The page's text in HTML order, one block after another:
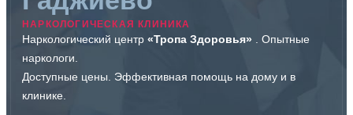
НАРКОЛОГИЧЕСКАЯ КЛИНИКА
Наркологический центр «Тропа Здоровья»
. Опытные
наркологи.
Доступные цены. Эффективная помощь на дому и в
клинике.